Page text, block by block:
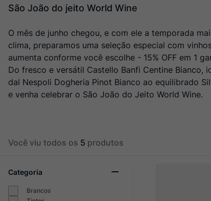
São João do jeito World Wine
O mês de junho chegou, e com ele a temporada
clima, preparamos uma seleção especial com
aumenta conforme você escolhe - 15% OFF em 1
Do fresco e versátil Castello Banfi Centine Bianco,
dal Nespoli Dogheria Pinot Bianco ao equilibrado
e venha celebrar o São João do Jeito World Wine.
Você viu todos os 5 produtos
Categoria
Brancos